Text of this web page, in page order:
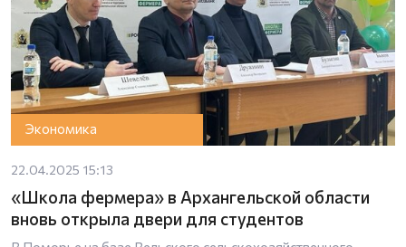
Экономика
22.04.2025 15:13
«Школа фермера» в Архангельской области
вновь открыла двери для студентов